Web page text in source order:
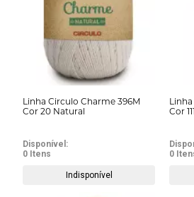
Linha Circulo Charme 396M
Cor 20 Natural
Disponível:
0 Itens
Indisponível
Cor
0